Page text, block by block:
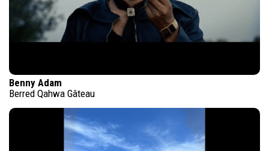
Benny Adam
Berred Qahwa Gâteau